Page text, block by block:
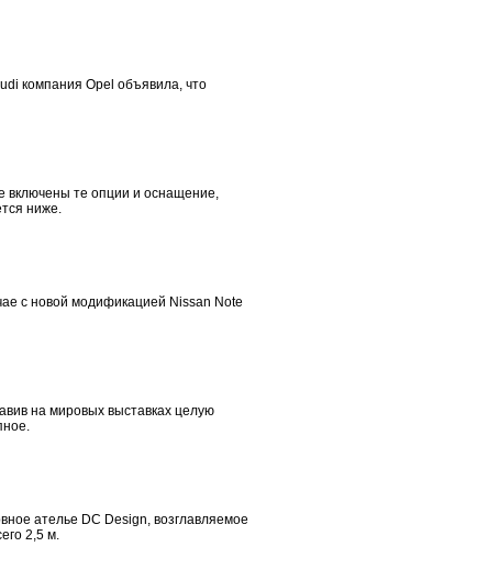
компания Opel объявила, что
включены те опции и оснащение,
ниже.
с новой модификацией Nissan Note
на мировых выставках целую
ателье DC Design, возглавляемое
2,5 м.